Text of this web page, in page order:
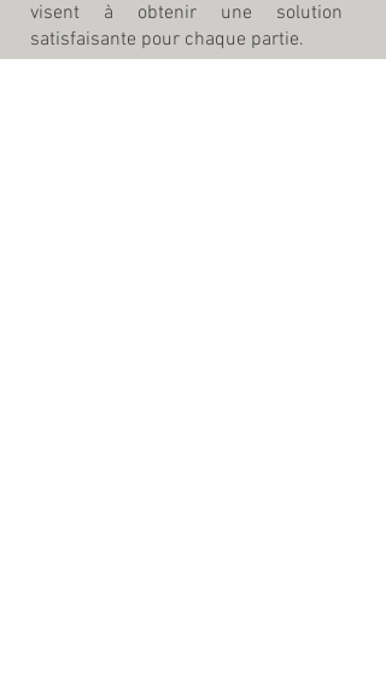
visent à obtenir une solution
satisfaisante pour chaque partie.